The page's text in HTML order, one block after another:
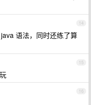
14
语法，同时还练了算
15
16